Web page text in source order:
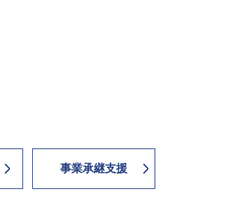
事業承継支援